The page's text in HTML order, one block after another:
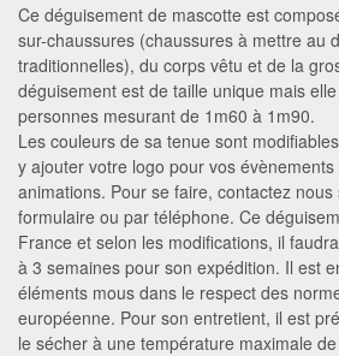
Ce déguisement de mascotte est
sur-chaussures (chaussures à mettre au
traditionnelles), du corps vêtu et de la
déguisement est de taille unique mais
personnes mesurant de 1m60 à 1m90.
Les couleurs de sa tenue sont
y ajouter votre logo pour vos
animations. Pour se faire, contactez
formulaire ou par téléphone. Ce
France et selon les modifications, il
à 3 semaines pour son expédition. Il est
éléments mous dans le respect des
européenne. Pour son entretient, il est
le sécher à une température maximale de